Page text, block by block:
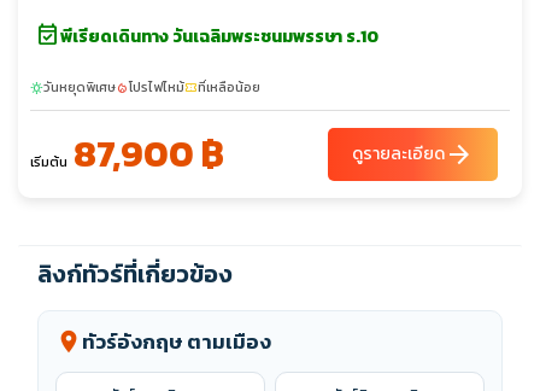
event_availableพีเรียดเดินทาง วันเฉลิมพระชนมพรรษา ร.10
sunnyวันหยุดพิเศษlocal_fire_departmentโปรไฟไหม้confirmation_numberที่เหลือน้อย
เริ่มต้น 87,900 ฿ ดูรายละเอียดarrow_forward
ลิงก์ทัวร์ที่เกี่ยวข้อง
location_on ทัวร์อังกฤษ ตามเมือง